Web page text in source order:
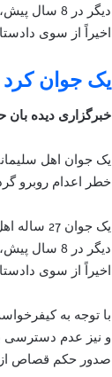
اخیراً از سوی
یک جوان
خبرگزاری دیده
خطر اعدام روبرو
یک جوان
اخیراً از سوی
با توجه به
و نیز عدم دسترسی
صدور حکم قصاص از